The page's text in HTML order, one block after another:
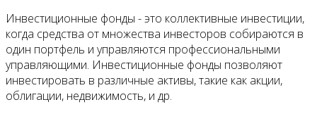
Инвестиционные фонды - это коллективные инвестиции,
когда средства от множества инвесторов собираются в
один портфель и управляются профессиональными
управляющими. Инвестиционные фонды позволяют
инвестировать в различные активы, такие как акции,
облигации, недвижимость, и др.